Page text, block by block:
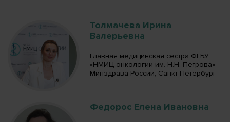
Толмачева Ирина
Валерьевна
Главная медицинская сестра ФГБУ
«НМИЦ онкологии им. Н.Н. Петрова»
Минздрава России, Санкт-Петербург
Федорос Елена Ивановна